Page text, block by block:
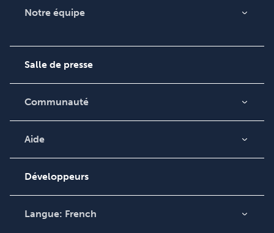
Notre équipe
Carrières
Salle de presse
Communauté
Blog
Vidéos
Podcast
Aide
Recherche de
clientèle
Développeurs
Langue: French